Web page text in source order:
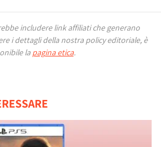
includere link affiliati che generano
i dettagli della nostra policy editoriale, è
la pagina etica.